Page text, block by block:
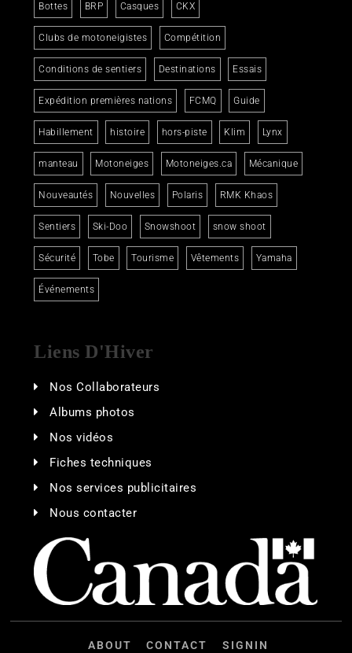
Bottes BRP Casques CKX
Clubs de motoneigistes Compétition
Conditions de sentiers Destinations Essais
Expédition premières nations FCMQ Guide
Habillement histoire hors-piste Klim Lynx
manteau Motoneiges Motoneiges.ca Mécanique
Nouveautés Nouvelles Polaris RMK Khaos
Sentiers Ski-Doo Snowshoot snow shoot
Sécurité Tobe Tourisme Vêtements Yamaha
Événements
Liens D'Hiver
Nos Collaborateurs
Albums photos
Nos vidéos
Fiches techniques
Nos services publicitaires
Nous contacter
ABOUT CONTACT SIGNIN